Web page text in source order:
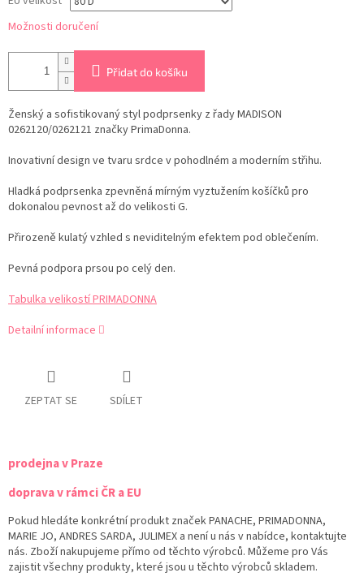
Možnosti doručení
Přidat do košíku
Ženský a sofistikovaný styl podprsenky z řady MADISON
0262120/0262121 značky PrimaDonna.
Inovativní design ve tvaru srdce v pohodlném a moderním střihu.
Hladká podprsenka zpevněná mírným vyztužením košíčků pro
dokonalou pevnost až do velikosti G.
Přirozeně kulatý vzhled s neviditelným efektem pod oblečením.
Pevná podpora prsou po celý den.
Tabulka velikostí PRIMADONNA
Detailní informace
ZEPTAT SE SDÍLET
prodejna v Praze
doprava v rámci ČR a EU
Pokud hledáte konkrétní produkt značek PANACHE, PRIMADONNA,
MARIE JO, ANDRES SARDA, JULIMEX a není u nás v nabídce, kontaktujte
nás. Zboží nakupujeme přímo od těchto výrobců. Můžeme pro Vás
zajistit všechny produkty, které jsou u těchto výrobců skladem.